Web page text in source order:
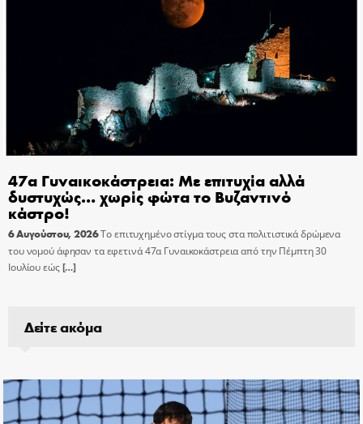
47α Γυναικοκάστρεια: Με επιτυχία αλλά
δυστυχώς… χωρίς φώτα το Βυζαντινό
κάστρο!
6 Αυγούστου, 2026Το επιτυχημένο στίγμα τους στα πολιτιστικά δρώμενα
του νομού άφησαν τα εφετινά 47α Γυναικοκάστρεια από την Πέμπτη 30
Ιουλίου εώς[…]
Δείτε ακόμα